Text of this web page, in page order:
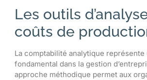
Les outils
coûts de
La comptabilité analytique représente
fondamental dans la gestion
approche méthodique permet aux